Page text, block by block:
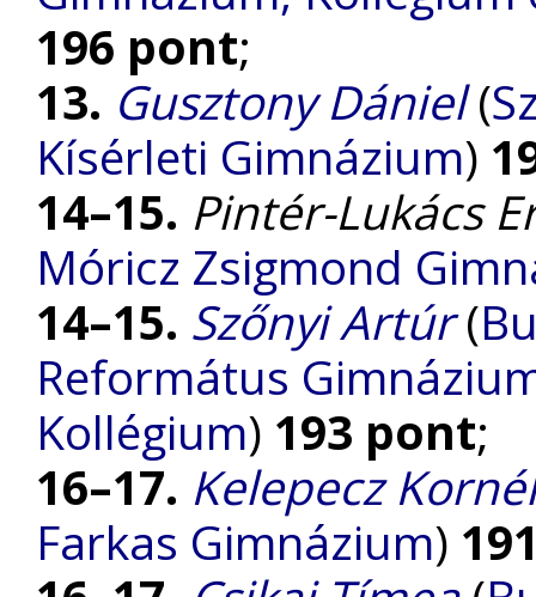
196 pont;
13. Gusztony Dániel(
Kísérleti Gimnázium)
14–15. Pintér-Lukács
Móricz Zsigmond
14–15. Szőnyi Artúr(
Református
Kollégium) 193 pont;
16–17. Kelepecz
Farkas Gimnázium)